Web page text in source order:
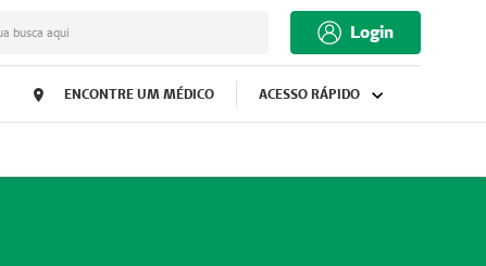
busca aqui Login
ENCONTRE UM MÉDICO ACESSO RÁPIDO